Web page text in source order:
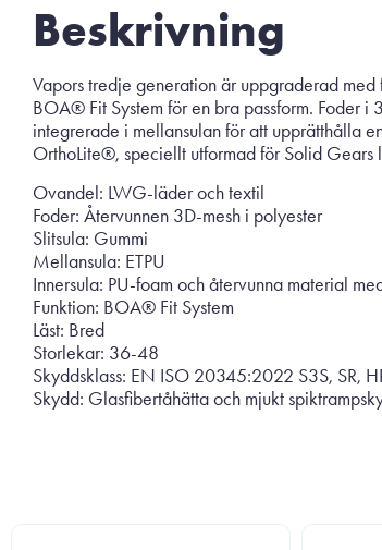
Beskrivning
Vapors tredje generation är uppgraderad
BOA® Fit System för en bra passform. Foder
integrerade i mellansulan för att upprätthålla
OrthoLite®, speciellt utformad för Solid
Ovandel: LWG-läder och textil
Foder: Återvunnen 3D-mesh i polyester
Slitsula: Gummi
Mellansula: ETPU
Innersula: PU-foam och återvunna material
Funktion: BOA® Fit System
Läst: Bred
Storlekar: 36-48
Skyddsklass: EN ISO 20345:2022 S3S, SR,
Skydd: Glasfibertåhätta och mjukt
att försvinna
från
hemsidan.
Marknadsföring
med dig av dina
intressen och ditt
beteende när du
surfar ökar du
chansen att få se
personligt
anpassat innehåll
och
erbjudanden.